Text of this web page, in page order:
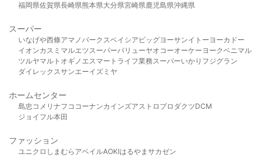
福岡県佐賀県長崎県熊本県大分県宮崎県鹿児島県沖縄県
スーパー
いなげや西條アマノパークスベイシア ビッグヨーサンイトーヨーカドー
イオンカスミ マルエツスーパーバリューヤオコーオーケー ヨークベニマル
ツルヤマルト オギノ エスマート ライフ業務スーパーいかり フジグラン
ダイレックスサンエーイズミヤ
ホームセンター
島忠 コメリ ナフコ コーナンカインズアストロプロダクツDCM
ジョイフル本田
ファッション
ユニクロ しまむら アベイルAOKIはるやま サカゼン